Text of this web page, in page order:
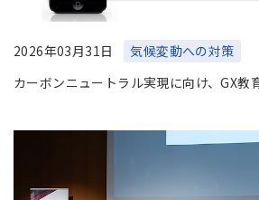
2026年03月31日
気候変動への対策
カーボンニュートラル実現に向け、GX教